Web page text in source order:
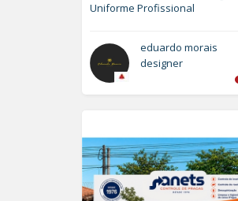
Uniforme Profissional
eduardo morais
designer